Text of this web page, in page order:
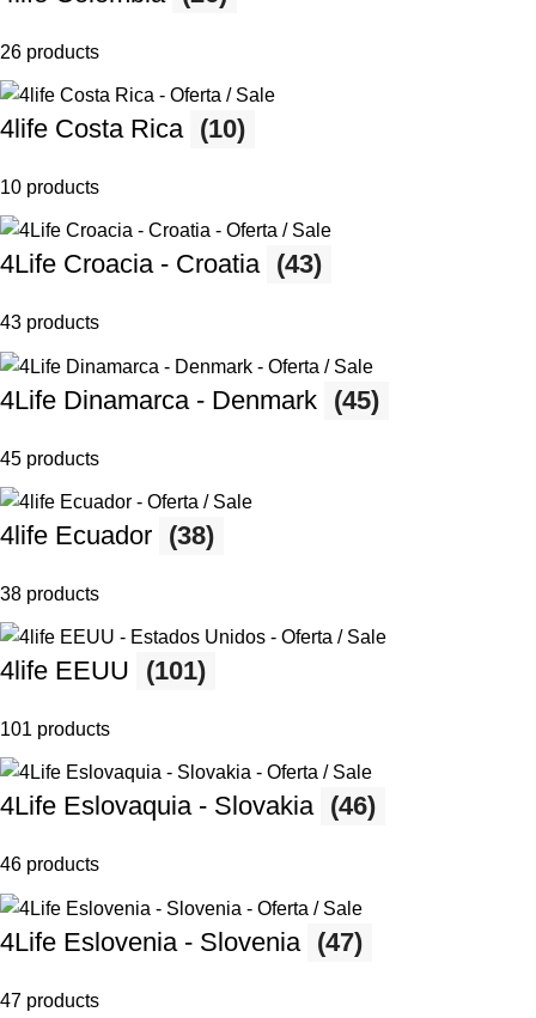
26 products
4life Costa Rica (10)
10 products
4Life Croacia - Croatia (43)
43 products
4Life Dinamarca - Denmark (45)
45 products
4life Ecuador (38)
38 products
4life EEUU (101)
101 products
4Life Eslovaquia - Slovakia (46)
46 products
4Life Eslovenia - Slovenia (47)
47 products